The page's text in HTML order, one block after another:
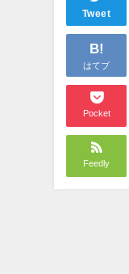
Tweet
B!
はてブ
Pocket
Feedly